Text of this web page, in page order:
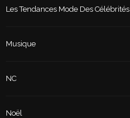
Les Tendances Mode Des Célébrités
Musique
NC
Noël